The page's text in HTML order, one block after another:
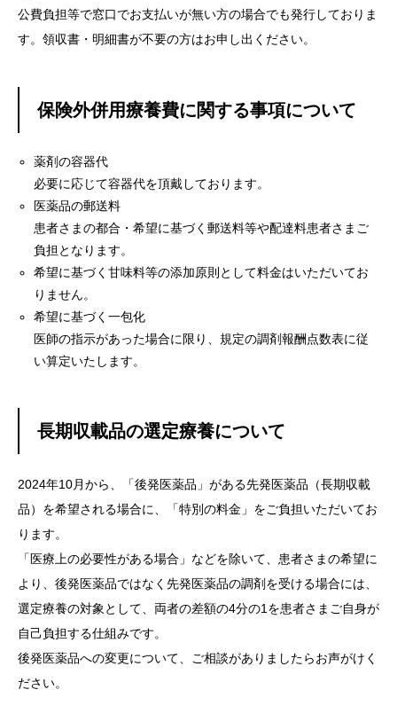
公費負担等で窓口でお支払いが無い方の場合でも発行しておりま
す。領収書・明細書が不要の方はお申し出ください。
保険外併用療養費に関する事項について
薬剤の容器代
必要に応じて容器代を頂戴しております。
医薬品の郵送料
患者さまの都合・希望に基づく郵送料等や配達料患者さまご
負担となります。
希望に基づく甘味料等の添加原則として料金はいただいてお
りません。
希望に基づく一包化
医師の指示があった場合に限り、規定の調剤報酬点数表に従
い算定いたします。
長期収載品の選定療養について
2024年10月から、「後発医薬品」がある先発医薬品（長期収載
品）を希望される場合に、「特別の料金」をご負担いただいてお
ります。
「医療上の必要性がある場合」などを除いて、患者さまの希望に
より、後発医薬品ではなく先発医薬品の調剤を受ける場合には、
選定療養の対象として、両者の差額の4分の1を患者さまご自身が
自己負担する仕組みです。
後発医薬品への変更について、ご相談がありましたらお声がけく
ださい。